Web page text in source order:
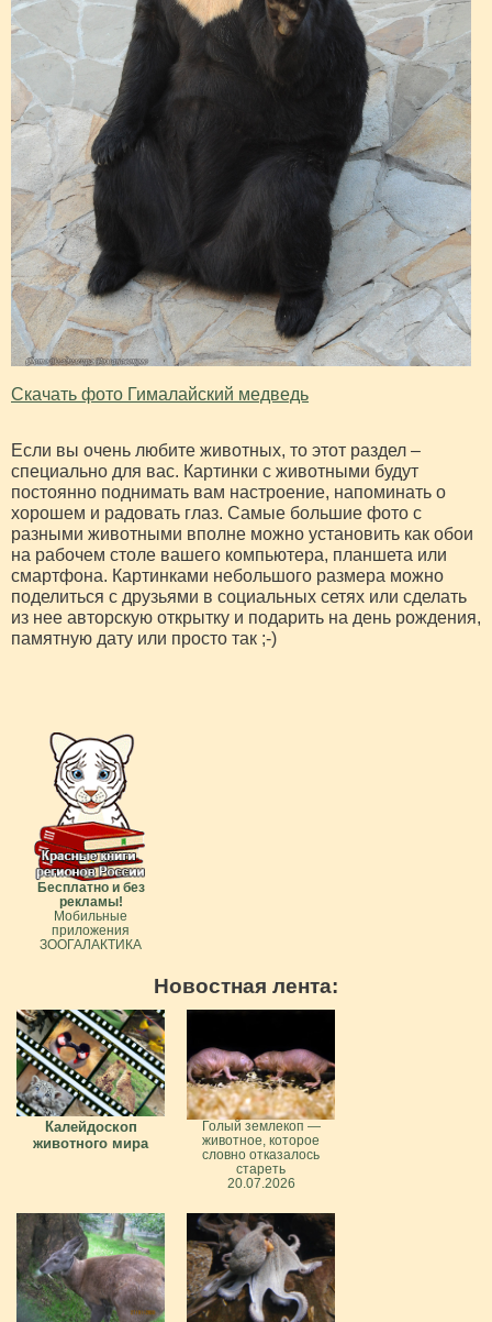
Скачать фото Гималайский медведь
Если вы очень любите животных, то этот раздел –
специально для вас. Картинки с животными будут
постоянно поднимать вам настроение, напоминать о
хорошем и радовать глаз. Самые большие фото с
разными животными вполне можно установить как обои
на рабочем столе вашего компьютера, планшета или
смартфона. Картинками небольшого размера можно
поделиться с друзьями в социальных сетях или сделать
из нее авторскую открытку и подарить на день рождения,
памятную дату или просто так ;-)
Бесплатно и без
рекламы!
Мобильные
приложения
ЗООГАЛАКТИКА
Новостная лента:
Калейдоскоп
животного мира
Голый землекоп —
животное, которое
словно отказалось
стареть
20.07.2026